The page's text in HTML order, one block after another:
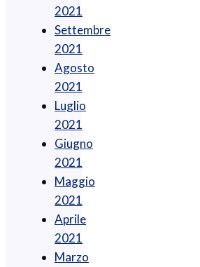
2021
Settembre
2021
Agosto
2021
Luglio
2021
Giugno
2021
Maggio
2021
Aprile
2021
Marzo